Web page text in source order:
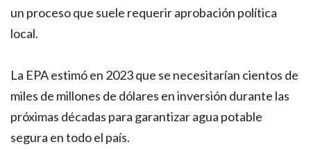
un proceso que suele requerir aprobación política
local.
La EPA estimó en 2023 que se necesitarían cientos de
miles de millones de dólares en inversión durante las
próximas décadas para garantizar agua potable
segura en todo el país.